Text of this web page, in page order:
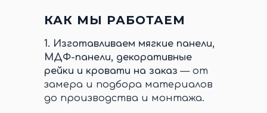
КАК МЫ РАБОТАЕМ
1. Изготавливаем мягкие панели,
МДФ-панели, декоративные
рейки и кровати на заказ — от
замера и подбора материалов
до производства и монтажа.